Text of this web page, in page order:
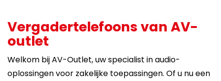
Vergadertelefoons van AV-
outlet
Welkom bij AV-Outlet, uw specialist in audio-
oplossingen voor zakelijke toepassingen. Of u nu een